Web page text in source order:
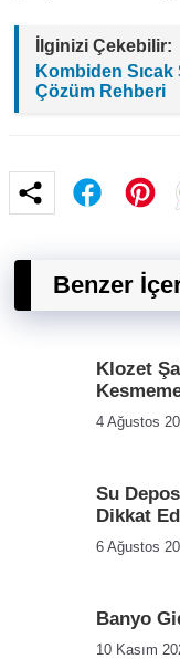
İlginizi Çekebilir:
Kombiden Sıcak
Çözüm Rehberi
Benzer
Klozet
4 Ağustos
Su
Dikkat
6 Ağustos
Banyo
10 Kasım